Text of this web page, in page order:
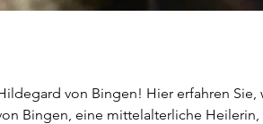
von Bingen! Hier erfahren
Bingen, eine mittelalterliche